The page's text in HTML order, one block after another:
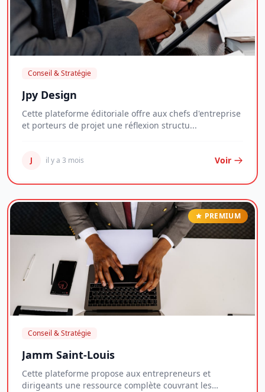
Conseil & Stratégie
Jpy Design
Cette plateforme éditoriale offre aux chefs d'entreprise
et porteurs de projet une réflexion structu...
J il y a 3 mois Voir
PREMIUM
Conseil & Stratégie
Jamm Saint-Louis
Cette plateforme propose aux entrepreneurs et
dirigeants une ressource complète couvrant les